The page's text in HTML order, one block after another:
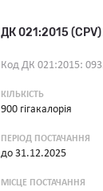
ДК 021:2015 (CPV)
Код ДК 021:2015:
КІЛЬКІСТЬ
900 гігакалорія
ПЕРІОД ПОСТАЧАННЯ
до 31.12.2025
МІСЦЕ ПОСТАЧАННЯ